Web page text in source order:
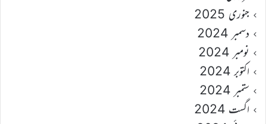
جنوری 2025
دسمبر 2024
نومبر 2024
اکتوبر 2024
ستمبر 2024
اگست 2024